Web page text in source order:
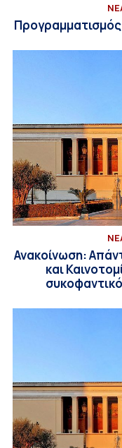
Ανακοίνωση:
και